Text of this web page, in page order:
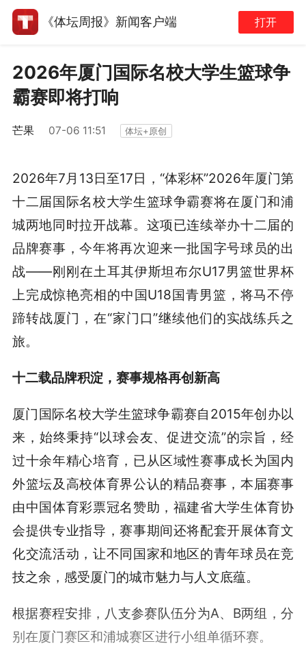
《体坛周报》新闻客户端 打开
2026年厦门国际名校大学生篮球争
霸赛即将打响
芒果 07-06 11:51 体坛+原创
2026年7月13日至17日，“体彩杯”2026年厦门第
十二届国际名校大学生篮球争霸赛将在厦门和浦
城两地同时拉开战幕。这项已连续举办十二届的
品牌赛事，今年将再次迎来一批国字号球员的出
战——刚刚在土耳其伊斯坦布尔U17男篮世界杯
上完成惊艳亮相的中国U18国青男篮，将马不停
蹄转战厦门，在“家门口”继续他们的实战练兵之
旅。
十二载品牌积淀，赛事规格再创新高
厦门国际名校大学生篮球争霸赛自2015年创办以
来，始终秉持“以球会友、促进交流”的宗旨，经
过十余年精心培育，已从区域性赛事成长为国内
外篮坛及高校体育界公认的精品赛事，本届赛事
由中国体育彩票冠名赞助，福建省大学生体育协
会提供专业指导，赛事期间还将配套开展体育文
化交流活动，让不同国家和地区的青年球员在竞
技之余，感受厦门的城市魅力与人文底蕴。
根据赛程安排，八支参赛队伍分为A、B两组，分
别在厦门赛区和浦城赛区进行小组单循环赛。